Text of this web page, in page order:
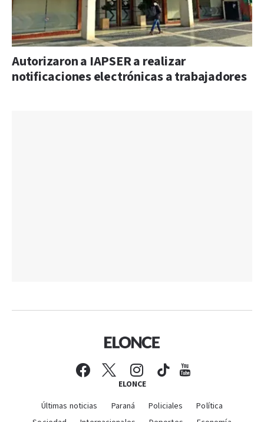
Autorizaron a IAPSER a realizar
notificaciones electrónicas a trabajadores
ELONCE
Últimas noticias Paraná Policiales
Política